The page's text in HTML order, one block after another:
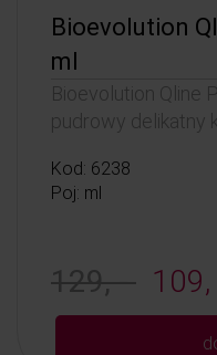
Bioevolution
ml
Bioevolution Qline
pudrowy delikatny
Kod: 6238
Poj: ml
129, - 109,